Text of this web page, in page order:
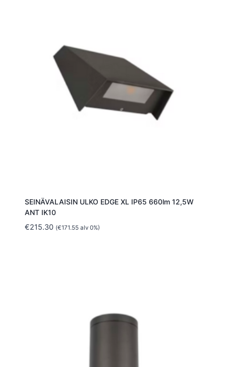
SEINÄVALAISIN ULKO EDGE XL IP65 660lm 12,5W
ANT IK10
€215.30 (€171.55alv 0%)